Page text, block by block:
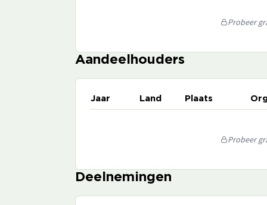
Probeer
Aandeelhouders
Jaar Land Plaats
Probeer
Deelnemingen